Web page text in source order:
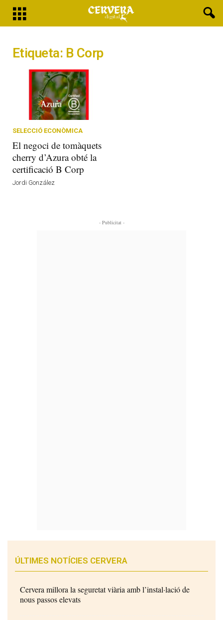
Etiqueta: B Corp
SELECCIÓ ECONÒMICA
El negoci de tomàquets
cherry d’Azura obté la
certificació B Corp
Jordi González
- Publicitat -
ÚLTIMES NOTÍCIES CERVERA
Cervera millora la seguretat viària amb l’instal·lació de
nous passos elevats